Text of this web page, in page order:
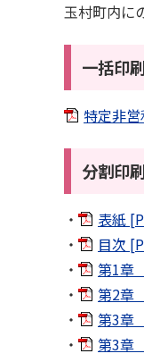
玉村町内に
一括印
特定非
分割印
表紙
目次
第1章
第2章
第3章
第3章